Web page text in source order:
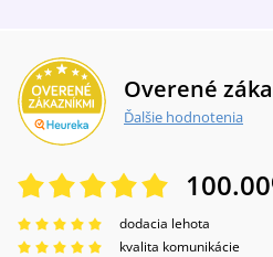
Overené
Ďalšie hodnotenia
100.00
dodacia lehota
kvalita komunikácie